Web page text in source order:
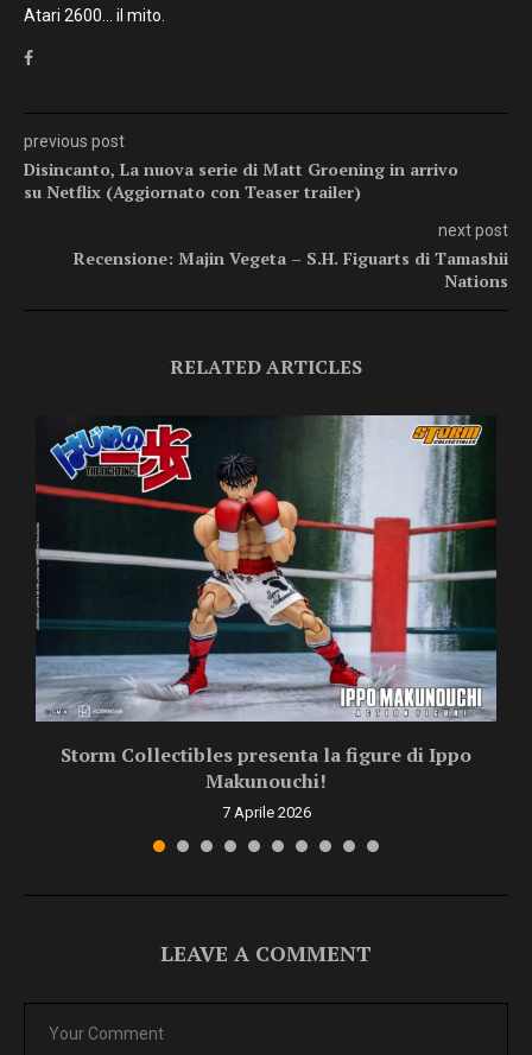
Atari 2600… il mito.
previous post
Disincanto, La nuova serie di Matt Groening in arrivo
su Netflix (Aggiornato con Teaser trailer)
next post
Recensione: Majin Vegeta – S.H. Figuarts di Tamashii
Nations
RELATED ARTICLES
Storm Collectibles presenta la figure di Ippo
Makunouchi!
7 Aprile 2026
LEAVE A COMMENT